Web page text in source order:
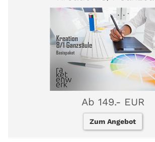
Ab 149.- EUR
Zum Angebot